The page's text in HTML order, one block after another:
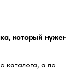
который нужен
каталога, а по